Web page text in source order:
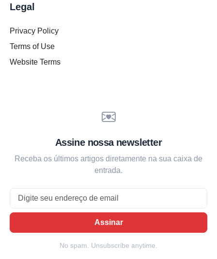
Legal
Privacy Policy
Terms of Use
Website Terms
Assine nossa newsletter
Receba os últimos artigos diretamente na sua caixa de
entrada.
Email
Assinar
No spam. Unsubscribe anytime.